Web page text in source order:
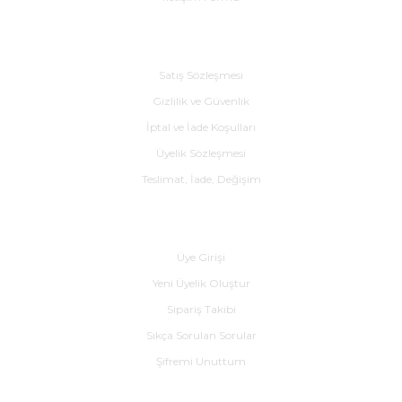
Satış Sözleşmesi
Gizlilik ve Güvenlik
İptal ve İade Koşulları
Üyelik Sözleşmesi
Teslimat, İade, Değişim
Üye Girişi
Yeni Üyelik Oluştur
Sipariş Takibi
Sıkça Sorulan Sorular
Şifremi Unuttum